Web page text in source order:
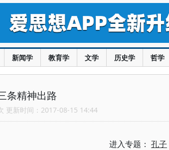
新闻学 教育学 文学 历史学 哲学
条精神出路
更新时间：2017-08-15 14:44
进入专题： 孔子